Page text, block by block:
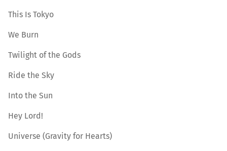
This Is Tokyo
We Burn
Twilight of the Gods
Ride the Sky
Into the Sun
Hey Lord!
Universe (Gravity for Hearts)